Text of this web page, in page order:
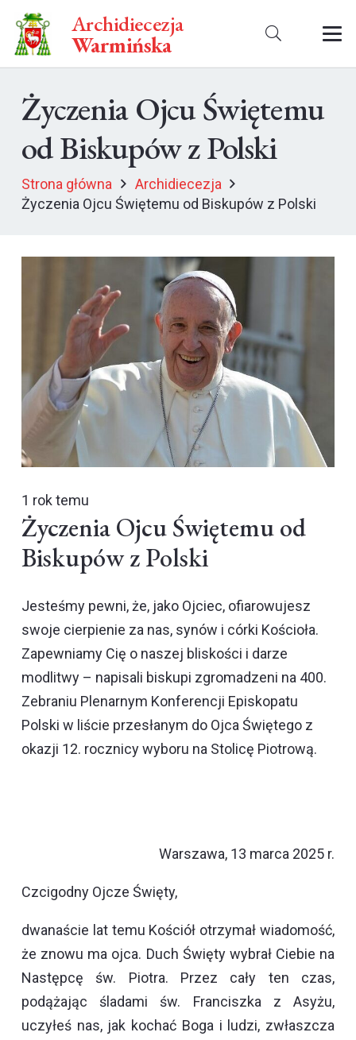
Archidiecezja
Warmińska
Życzenia Ojcu Świętemu
od Biskupów z Polski
Strona główna
Archidiecezja
Życzenia Ojcu Świętemu od Biskupów z Polski
1 rok temu
Życzenia Ojcu Świętemu od
Biskupów z Polski
Jesteśmy pewni, że, jako Ojciec, ofiarowujesz
swoje cierpienie za nas, synów i córki Kościoła.
Zapewniamy Cię o naszej bliskości i darze
modlitwy – napisali biskupi zgromadzeni na 400.
Zebraniu Plenarnym Konferencji Episkopatu
Polski w liście przesłanym do Ojca Świętego z
okazji 12. rocznicy wyboru na Stolicę Piotrową.
Warszawa, 13 marca 2025 r.
Czcigodny Ojcze Święty,
dwanaście lat temu Kościół otrzymał wiadomość,
że znowu ma ojca. Duch Święty wybrał Ciebie na
Następcę św. Piotra. Przez cały ten czas,
podążając śladami św. Franciszka z Asyżu,
uczyłeś nas, jak kochać Boga i ludzi, zwłaszcza